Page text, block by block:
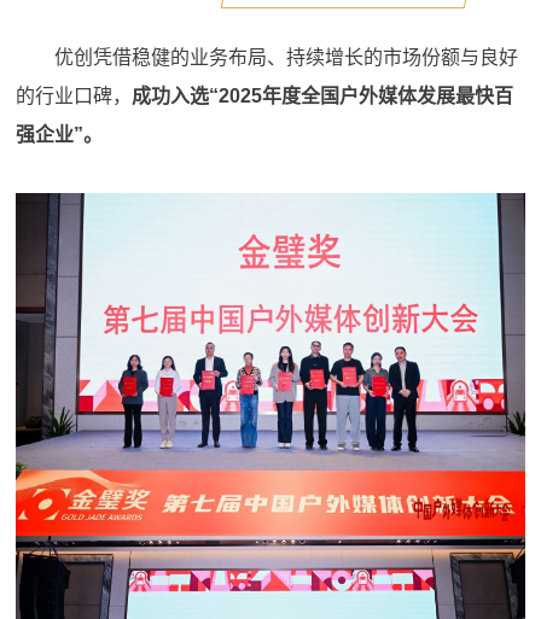
优创凭借稳健的业务布局、持续增长的市场份额与良好
的行业口碑， 成功入选“2025年度全国户外媒体发展最快百
强企业”。